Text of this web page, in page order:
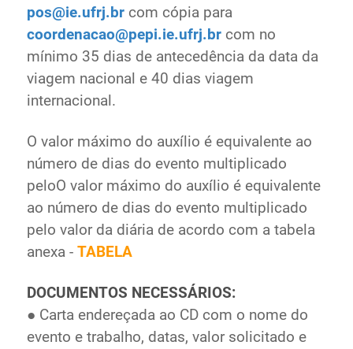
pos@ie.ufrj.brcom cópia para
coordenacao@pepi.ie.ufrj.br com no
mínimo 35 dias de antecedência da data da
viagem nacional e 40 dias viagem
internacional.
O valor máximo do auxílio é equivalente ao
número de dias do evento multiplicado
peloO valor máximo do auxílio é equivalente
ao número de dias do evento multiplicado
pelo valor da diária de acordo com a tabela
anexa - TABELA
DOCUMENTOS NECESSÁRIOS:
● Carta endereçada ao CD com o nome do
evento e trabalho, datas, valor solicitado e